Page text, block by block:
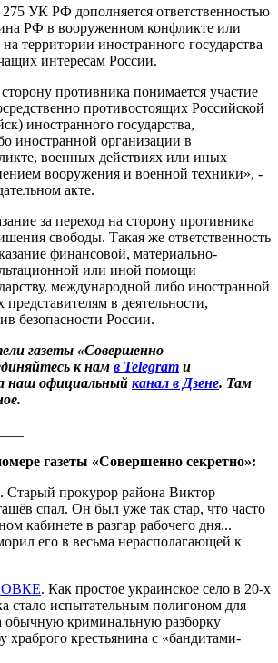
275 УК РФ дополняется ответственностью
РФ в вооруженном конфликте или
территории иностранного государства
интересам России.
противника понимается участие
противостоящих Российской
иностранного государства,
иностранной организации в
военных действиях или иных
вооружения и военной техники», -
акте.
за переход на сторону противника
свободы. Такая же ответственность
финансовой, материально-
или иной помощи
международной либо иностранной
в деятельности,
безопасности России.
газеты «Совершенно
к нам в Telegram и
наш официальный канал в Дзене. Там
газеты «Совершенно секретно»:
. Старый прокурор района Виктор
спал. Он был уже так стар, что часто
кабинете в разгар рабочего дня...
его в весьма нерасполагающей к
. Как простое украинское село в 20-х
стало испытательным полигоном для
обычную криминальную разборку
храброго крестьянина с «бандитами-